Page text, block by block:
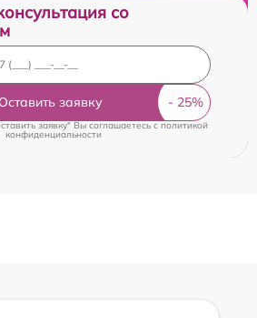
со
Оставить заявку
заявку" Вы соглашаетесь cполитикой
конфиденциальности